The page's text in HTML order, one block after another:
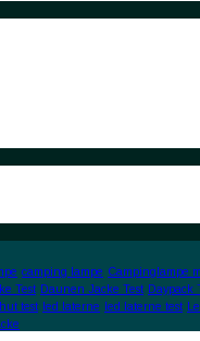
camping lampe Campinglampe
Test Daunen Jacke Test Daypack
test led laterne led laterne test